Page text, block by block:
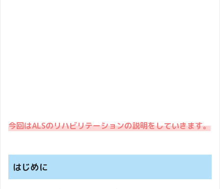
今回はALSのリハビリテーションの説明をしていきます。
はじめに